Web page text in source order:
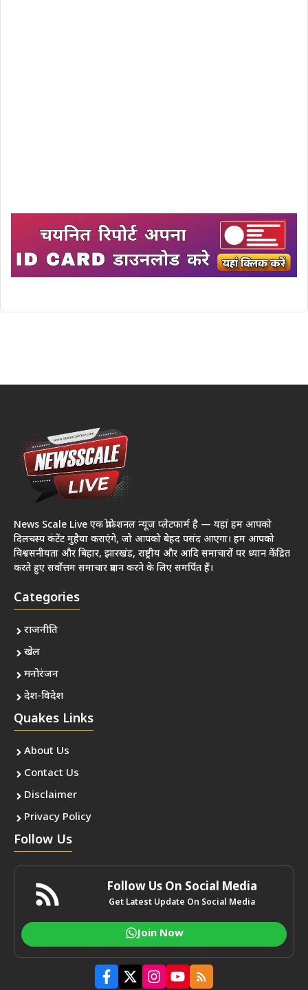
News Scale Live एक प्रोफेशनल न्यूज़ प्लेटफार्म है — यहां हम आपको
दिलचस्प कंटेंट मुहैया कराएंगे, जो आपको बेहद पसंद आएगा। हम आपको
विश्वसनीयता और बिहार, झारखंड, राष्ट्रीय और आदि समाचारों पर ध्यान केंद्रित
करते हुए सर्वोत्तम समाचार प्रदान करने के लिए समर्पित हैं।
Categories
राजनीति
खेल
मनोरंजन
देश-विदेश
Quakes Links
About Us
Contact Us
Disclaimer
Privacy Policy
Follow Us
Follow Us On Social Media
Get Latest Update On Social Media
Join Now